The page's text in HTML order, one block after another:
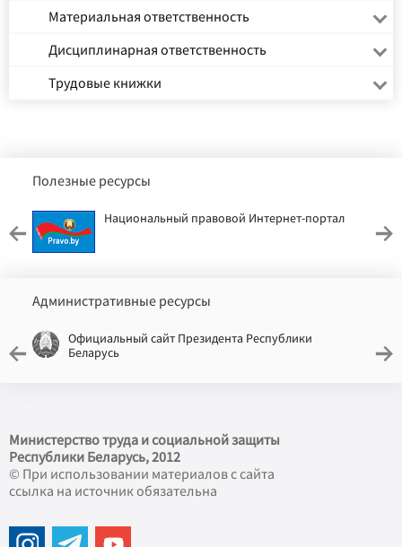
Материальная ответственность
Дисциплинарная ответственность
Трудовые книжки
Полезные ресурсы
Национальный правовой Интернет-портал
Административные ресурсы
Официальный сайт Президента Республики
Беларусь
Министерство труда и социальной защиты
Республики Беларусь, 2012
© При использовании материалов с сайта
ссылка на источник обязательна